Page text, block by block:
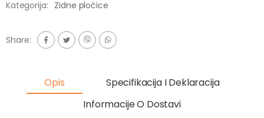
Kategorija: Zidne pločice
Share:
Opis
Specifikacija I Deklaracija
Informacije O Dostavi